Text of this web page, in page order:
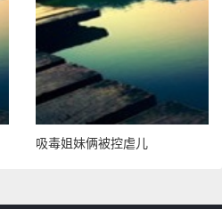
吸毒姐妹俩被控虐儿